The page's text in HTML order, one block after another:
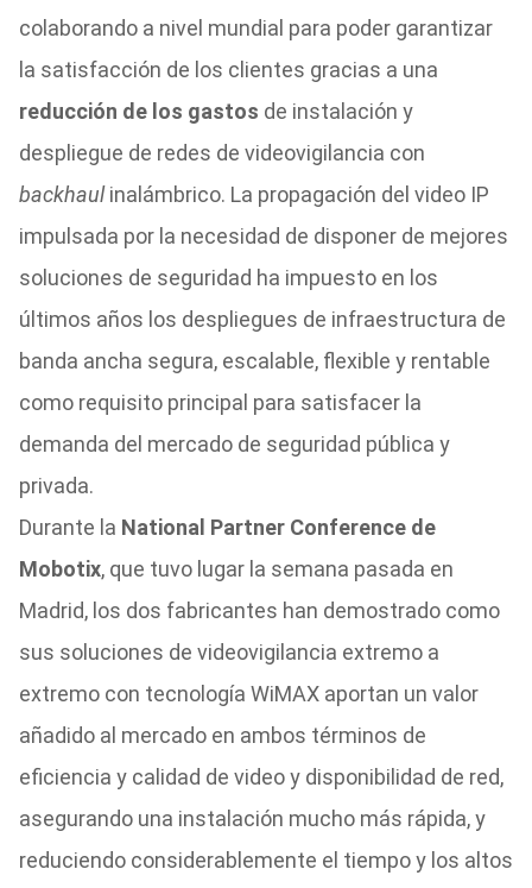
colaborando a nivel mundial para poder garantizar
la satisfacción de los clientes gracias a una
reducción de los gastos de instalación y
despliegue de redes de videovigilancia con
backhaulinalámbrico. La propagación del video IP
impulsada por la necesidad de disponer de mejores
soluciones de seguridad ha impuesto en los
últimos años los despliegues de infraestructura de
banda ancha segura, escalable, flexible y rentable
como requisito principal para satisfacer la
demanda del mercado de seguridad pública y
privada.
Durante la National Partner Conference de
Mobotix, que tuvo lugar la semana pasada en
Madrid, los dos fabricantes han demostrado como
sus soluciones de videovigilancia extremo a
extremo con tecnología WiMAX aportan un valor
añadido al mercado en ambos términos de
eficiencia y calidad de video y disponibilidad de red,
asegurando una instalación mucho más rápida, y
reduciendo considerablemente el tiempo y los altos